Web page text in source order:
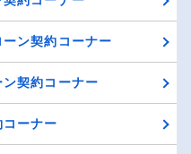
ン契約コーナー
契約コーナー
ーナー